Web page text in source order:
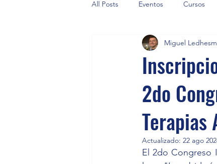
All Posts Eventos Cursos
2do
Terapias
Miguel
Actualizado: 22 ago
El 2do Congreso